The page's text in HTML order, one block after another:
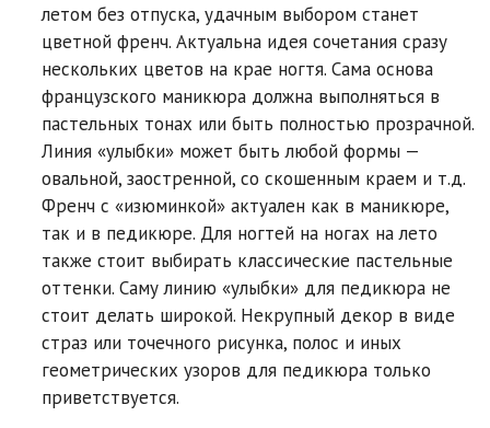
летом без отпуска, удачным выбором станет
цветной френч. Актуальна идея сочетания сразу
нескольких цветов на крае ногтя. Сама основа
французского маникюра должна выполняться в
пастельных тонах или быть полностью прозрачной.
Линия «улыбки» может быть любой формы —
овальной, заостренной, со скошенным краем и т.д.
Френч с «изюминкой» актуален как в маникюре,
так и в педикюре. Для ногтей на ногах на лето
также стоит выбирать классические пастельные
оттенки. Саму линию «улыбки» для педикюра не
стоит делать широкой. Некрупный декор в виде
страз или точечного рисунка, полос и иных
геометрических узоров для педикюра только
приветствуется.